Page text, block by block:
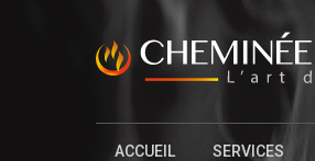
ACCUEIL SERVICES